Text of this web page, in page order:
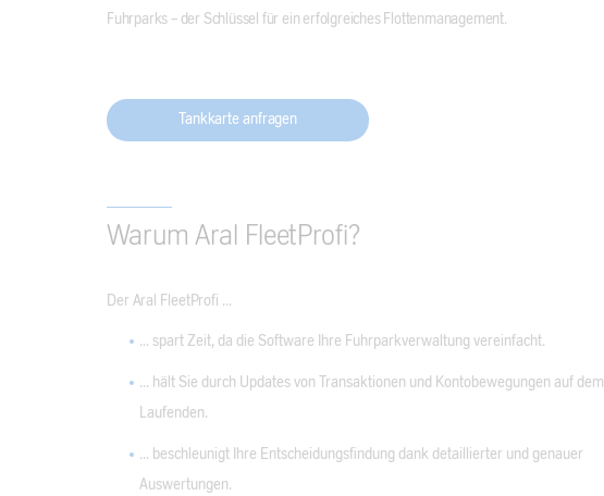
Fuhrparks – der Schlüssel für ein erfolgreiches Flottenmanagement.
Tankkarte anfragen
Warum Aral FleetProfi?
Der Aral FleetProfi ...
... spart Zeit, da die Software Ihre Fuhrparkverwaltung vereinfacht.
... hält Sie durch Updates von Transaktionen und Kontobewegungen auf dem
Laufenden.
... beschleunigt Ihre Entscheidungsfindung dank detaillierter und genauer
Auswertungen.